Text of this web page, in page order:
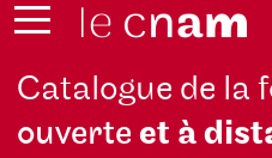
Catalogue de la
ouverteet à dist